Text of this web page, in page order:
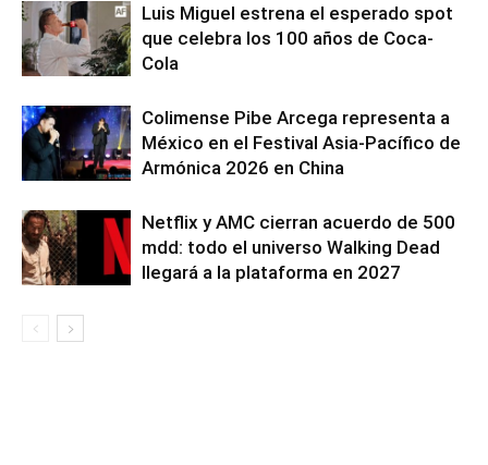
Luis Miguel estrena el esperado spot
que celebra los 100 años de Coca-
Cola
Colimense Pibe Arcega representa a
México en el Festival Asia-Pacífico de
Armónica 2026 en China
Netflix y AMC cierran acuerdo de 500
mdd: todo el universo Walking Dead
llegará a la plataforma en 2027